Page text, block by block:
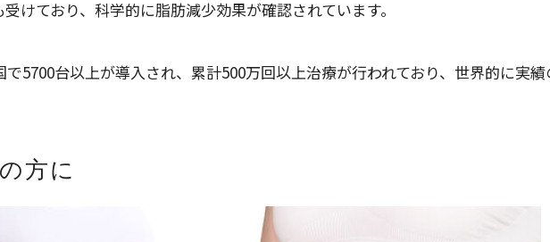
けており、科学的に脂肪減少効果が確認されています。
で5700台以上が導入され、累計500万回以上治療が行われており、世界的に実績
方に